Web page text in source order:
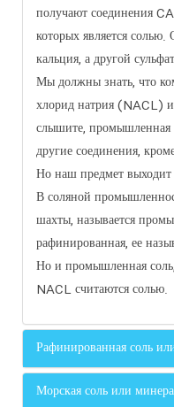
получают соединения
которых является
кальция, а другой
Мы должны знать, что
хлорид натрия (NACL)
слышите, промышленная
другие соединения,
Но наш предмет
В соляной
шахты, называется
рафинированная, ее
Но и промышленная
NACL считаются солью.
Рафинированная соль
Морская соль или